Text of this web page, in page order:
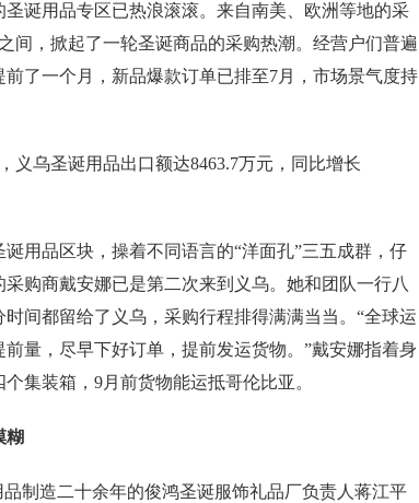
用品专区已热浪滚滚。来自南美、欧洲等地的采
间，掀起了一轮圣诞商品的采购热潮。经营户们普遍
了一个月，新品爆款订单已排至7月，市场景气度持
乌圣诞用品出口额达8463.7万元，同比增长
品区块，操着不同语言的“洋面孔”三五成群，仔
购商戴安娜已是第二次来到义乌。她和团队一行八
间都留给了义乌，采购行程排得满满当当。“全球运
量，尽早下好订单，提前发运货物。”戴安娜指着身
集装箱，9月前货物能运抵哥伦比亚。
造二十余年的俊鸿圣诞服饰礼品厂负责人蒋江平